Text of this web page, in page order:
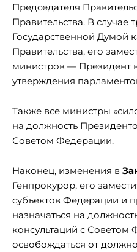
Председателя
Правительства. В случае
Государственной Думой
Правительства, его
министров — Президент
утверждения
Также все министры
на должность
Советом Федерации.
Наконец, изменения в
Генпрокурор, его
субъектов Федерации и
назначаться на
консультаций с Советом
освобождаться от